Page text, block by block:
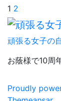
投
稿
の
ペ
ー
1 2
頑張る女子の
お蔭様で10周
Proudly